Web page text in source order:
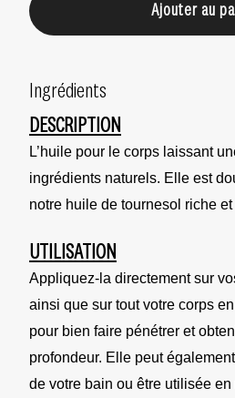
Ajouter au
Ingrédients
DESCRIPTION
L’huile pour le corps laissant
ingrédients naturels. Elle est
notre huile de tournesol riche
UTILISATION
Appliquez-la directement sur
ainsi que sur tout votre corps
pour bien faire pénétrer et
profondeur. Elle peut
de votre bain ou être utilisée